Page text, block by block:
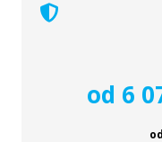
od 6